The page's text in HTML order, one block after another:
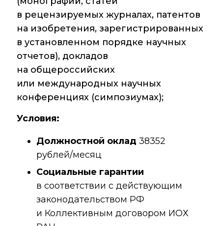
Преподавательский
состав
Почтовый сервер
Внутренний сайт
ЯМР-центр ИОХ РАН
в рецензируемых журналах, патентов
на изобретения, зарегистрированных
в установленном порядке научных
отчетов), докладов
на общероссийских
или международных научных
конференциях (симпозиумах);
Условия:
Должностной оклад 38352
рублей/месяц
Социальные гарантии
в соответствии с действующим
законодательством РФ
и Коллективным договором ИОХ